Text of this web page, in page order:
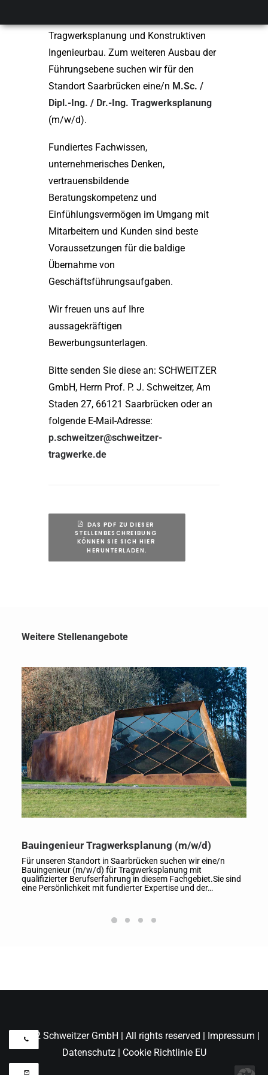
Tragwerksplanung und Konstruktiven
Ingenieurbau. Zum weiteren Ausbau der
Führungsebene suchen wir für den
Standort Saarbrücken eine/n M.Sc. /
Dipl.-Ing. / Dr.-Ing. Tragwerksplanung
(m/w/d).
Fundiertes Fachwissen,
unternehmerisches Denken,
vertrauensbildende
Beratungskompetenz und
Einfühlungsvermögen im Umgang mit
Mitarbeitern und Kunden sind beste
Voraussetzungen für die baldige
Übernahme von
Geschäftsführungsaufgaben.
Wir freuen uns auf Ihre
aussagekräftigen
Bewerbungsunterlagen.
Bitte senden Sie diese an: SCHWEITZER
GmbH, Herrn Prof. P. J. Schweitzer, Am
Staden 27, 66121 Saarbrücken oder an
folgende E-Mail-Adresse:
p.schweitzer@schweitzer-
tragwerke.de
DAS PDF ZU DIESER
STELLENBESCHREIBUNG
KÖNNEN SIE SICH HIER
HERUNTERLADEN.
Weitere Stellenangebote
Bauingenieur Tragwerksplanung (m/w/d)
Für unseren Standort in Saarbrücken suchen wir eine/n
Bauingenieur (m/w/d) für Tragwerksplanung mit
qualifizierter Berufserfahrung in diesem Fachgebiet.Sie sind
eine Persönlichkeit mit fundierter Expertise und der…
© 2022 Schweitzer GmbH | All rights reserved | Impressum |
Datenschutz| Cookie Richtlinie EU